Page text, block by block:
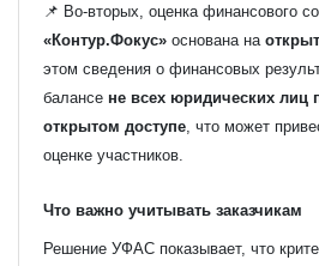
📌 Во-вторых, оценка финансового
«Контур.Фокус» основана на
этом сведения о финансовых
балансе не всех юридических лиц
открытом доступе , что может
оценке участников.
Что важно учитывать заказчикам
Решение УФАС показывает, что